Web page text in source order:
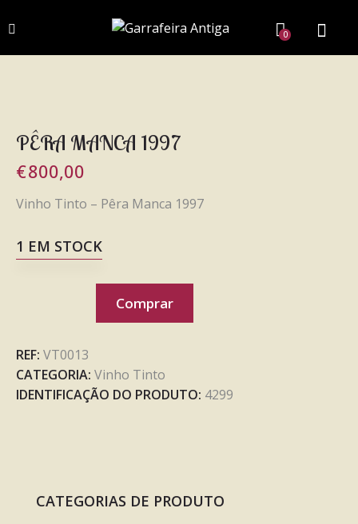
0
PÊRA MANCA 1997
€800,00
Vinho Tinto – Pêra Manca 1997
1 EM STOCK
Comprar
REF: VT0013
CATEGORIA: Vinho Tinto
IDENTIFICAÇÃO DO PRODUTO: 4299
CATEGORIAS DE PRODUTO